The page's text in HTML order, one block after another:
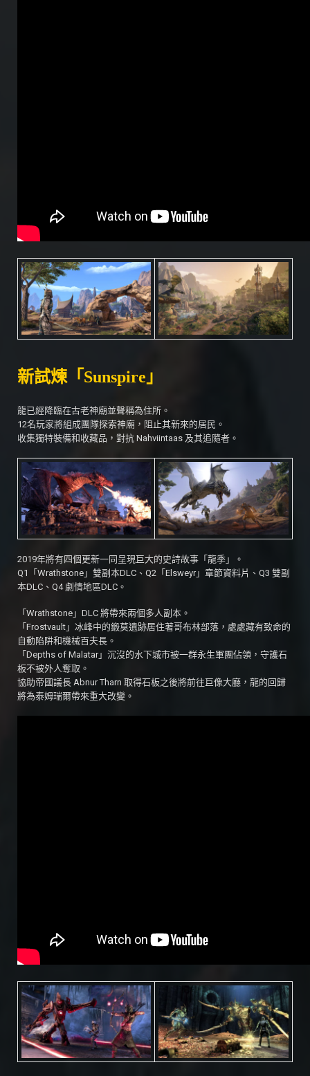
新試煉「Sunspire」
龍已經降臨在古老神廟並聲稱為住所。
12名玩家將組成團隊探索神廟，阻止其新來的居民。
收集獨特裝備和收藏品，對抗 Nahviintaas 及其追隨者。
2019年將有四個更新一同呈現巨大的史詩故事「龍季」。
Q1「Wrathstone」雙副本DLC、Q2「Elsweyr」章節資料片、Q3 雙副
本DLC、Q4 劇情地區DLC。
「Wrathstone」DLC 將帶來兩個多人副本。
「Frostvault」冰峰中的鍛莫遺跡居住著哥布林部落，處處藏有致命的
自動陷阱和機械百夫長。
「Depths of Malatar」沉沒的水下城市被一群永生軍團佔領，守護石
板不被外人奪取。
協助帝國議長 Abnur Tharn 取得石板之後將前往巨像大廳，龍的回歸
將為泰姆瑞爾帶來重大改變。